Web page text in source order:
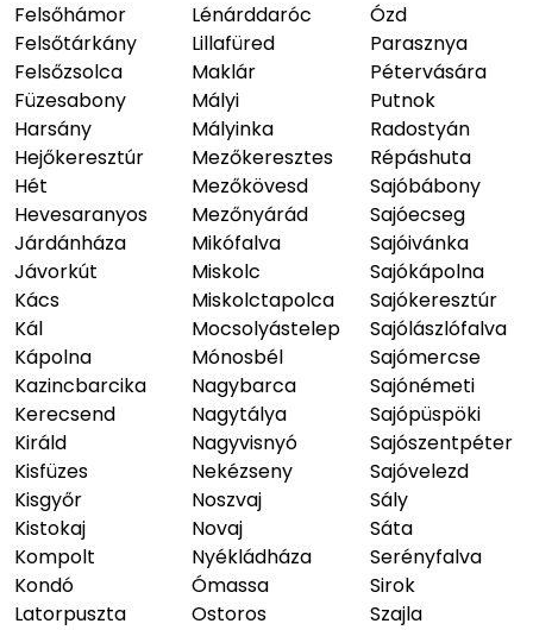
Felsőhámor
Felsőtárkány
Felsőzsolca
Füzesabony
Harsány
Hejőkeresztúr
Hét
Hevesaranyos
Járdánháza
Jávorkút
Kács
Kál
Kápolna
Kazincbarcika
Kerecsend
Királd
Kisfüzes
Kisgyőr
Kistokaj
Kompolt
Kondó
Latorpuszta
Lénárddaróc
Lillafüred
Maklár
Mályi
Mályinka
Mezőkeresztes
Mezőkövesd
Mezőnyárád
Mikófalva
Miskolc
Miskolctapolca
Mocsolyástelep
Mónosbél
Nagybarca
Nagytálya
Nagyvisnyó
Nekézseny
Noszvaj
Novaj
Nyékládháza
Ómassa
Ostoros
Ózd
Parasznya
Pétervására
Putnok
Radostyán
Répáshuta
Sajóbábony
Sajóecseg
Sajóivánka
Sajókápolna
Sajókeresztúr
Sajólászlófalva
Sajómercse
Sajónémeti
Sajópüspöki
Sajószentpéter
Sajóvelezd
Sály
Sáta
Serényfalva
Sirok
Szajla